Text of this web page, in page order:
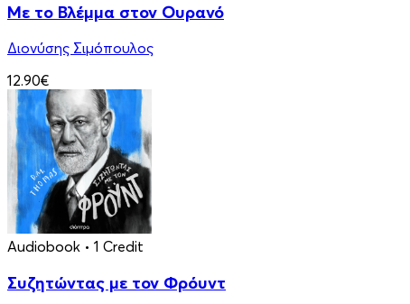
Με το Βλέμμα στον Ουρανό
Διονύσης Σιμόπουλος
12.90€
Audiobook • 1 Credit
Συζητώντας με τον Φρόυντ